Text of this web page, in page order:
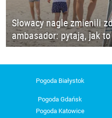
Słowacy nagle zmienili
ambasador: pytają, jak
Pogoda Białystok
Pogoda Gdańsk
Pogoda Katowice